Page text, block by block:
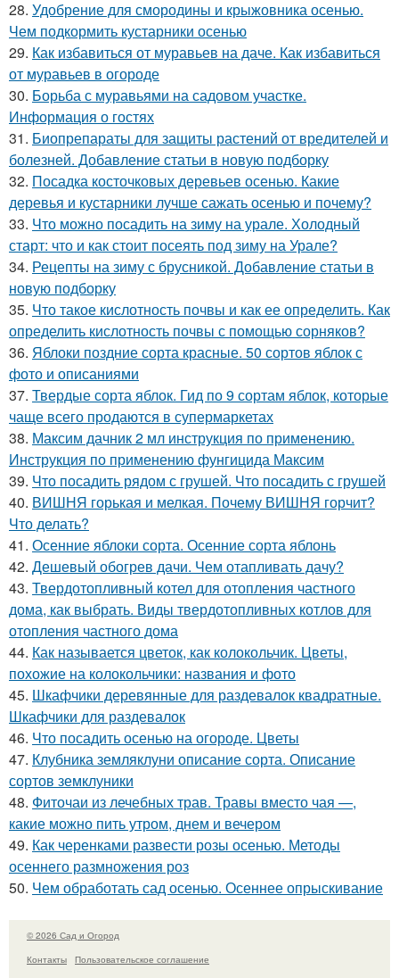
28. Удобрение для смородины и крыжовника осенью.
Чем подкормить кустарники осенью
29. Как избавиться от муравьев на даче. Как избавиться
от муравьев в огороде
30. Борьба с муравьями на садовом участке.
Информация о гостях
31. Биопрепараты для защиты растений от вредителей и
болезней. Добавление статьи в новую подборку
32. Посадка косточковых деревьев осенью. Какие
деревья и кустарники лучше сажать осенью и почему?
33. Что можно посадить на зиму на урале. Холодный
старт: что и как стоит посеять под зиму на Урале?
34. Рецепты на зиму с брусникой. Добавление статьи в
новую подборку
35. Что такое кислотность почвы и как ее определить. Как
определить кислотность почвы с помощью сорняков?
36. Яблоки поздние сорта красные. 50 сортов яблок с
фото и описаниями
37. Твердые сорта яблок. Гид по 9 сортам яблок, которые
чаще всего продаются в супермаркетах
38. Максим дачник 2 мл инструкция по применению.
Инструкция по применению фунгицида Максим
39. Что посадить рядом с грушей. Что посадить с грушей
40. ВИШНЯ горькая и мелкая. Почему ВИШНЯ горчит?
Что делать?
41. Осенние яблоки сорта. Осенние сорта яблонь
42. Дешевый обогрев дачи. Чем отапливать дачу?
43. Твердотопливный котел для отопления частного
дома, как выбрать. Виды твердотопливных котлов для
отопления частного дома
44. Как называется цветок, как колокольчик. Цветы,
похожие на колокольчики: названия и фото
45. Шкафчики деревянные для раздевалок квадратные.
Шкафчики для раздевалок
46. Что посадить осенью на огороде. Цветы
47. Клубника земляклуни описание сорта. Описание
сортов земклуники
48. Фиточаи из лечебных трав. Травы вместо чая —,
какие можно пить утром, днем и вечером
49. Как черенками развести розы осенью. Методы
осеннего размножения роз
50. Чем обработать сад осенью. Осеннее опрыскивание
© 2026 Сад и Огород
Контакты
Пользовательское соглашение